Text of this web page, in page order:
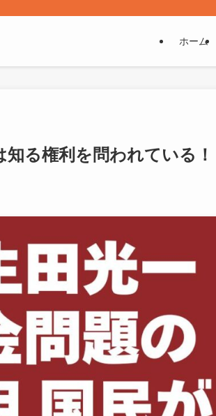
ホーム
る権利を問われている！